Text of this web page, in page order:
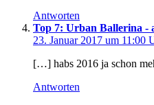
Antworten
Top 7: Urban Ballerina -
23. Januar 2017 um 11:00
[…] habs 2016 ja schon
Antworten